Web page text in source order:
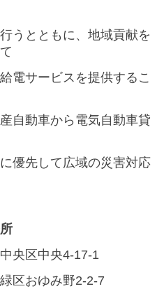
うとともに、地域貢献を
電サービスを提供するこ
自動車から電気自動車貸
優先して広域の災害対応
中央4-17-1
区おゆみ野2-2-7